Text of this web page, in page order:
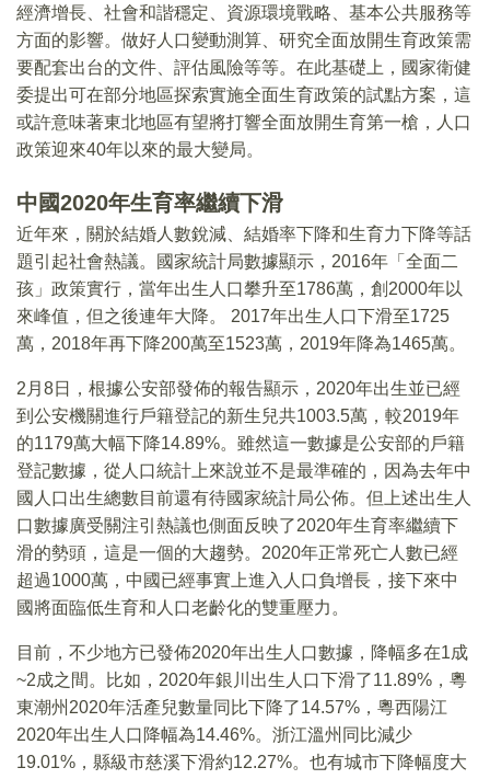
經濟增長、社會和諧穩定、資源環境戰略、基本公共服務等
方面的影響。做好人口變動測算、研究全面放開生育政策需
要配套出台的文件、評估風險等等。在此基礎上，國家衛健
委提出可在部分地區探索實施全面生育政策的試點方案，這
或許意味著東北地區有望將打響全面放開生育第一槍，人口
政策迎來40年以來的最大變局。
中國2020年生育率繼續下滑
近年來，關於結婚人數銳減、結婚率下降和生育力下降等話
題引起社會熱議。國家統計局數據顯示，2016年「全面二
孩」政策實行，當年出生人口攀升至1786萬，創2000年以
來峰值，但之後連年大降。 2017年出生人口下滑至1725
萬，2018年再下降200萬至1523萬，2019年降為1465萬。
2月8日，根據公安部發佈的報告顯示，2020年出生並已經
到公安機關進行戶籍登記的新生兒共1003.5萬，較2019年
的1179萬大幅下降14.89%。雖然這一數據是公安部的戶籍
登記數據，從人口統計上來說並不是最準確的，因為去年中
國人口出生總數目前還有待國家統計局公佈。但上述出生人
口數據廣受關注引熱議也側面反映了2020年生育率繼續下
滑的勢頭，這是一個的大趨勢。2020年正常死亡人數已經
超過1000萬，中國已經事實上進入人口負增長，接下來中
國將面臨低生育和人口老齡化的雙重壓力。
目前，不少地方已發佈2020年出生人口數據，降幅多在1成
~2成之間。比如，2020年銀川出生人口下滑了11.89%，粵
東潮州2020年活產兒數量同比下降了14.57%，粵西陽江
2020年出生人口降幅為14.46%。浙江溫州同比減少
19.01%，縣級市慈溪下滑約12.27%。也有城市下降幅度大